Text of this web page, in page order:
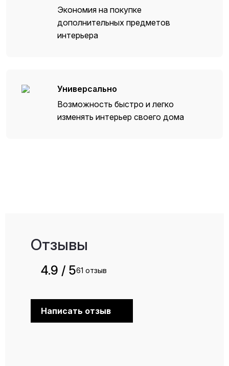
Экономия на покупке
дополнительных предметов
интерьера
Универсально
Возможность быстро и легко
изменять интерьер своего дома
Отзывы
4.9 / 561 отзыв
Написать отзыв